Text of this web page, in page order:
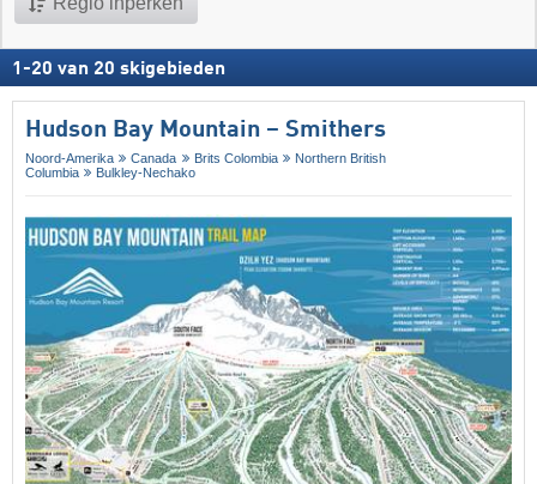
1 -20 van 20 skigebieden
Hudson Bay Mountain – Smithers
Noord-Amerika Canada Brits Colombia
Northern British
Columbia
Bulkley-Nechako